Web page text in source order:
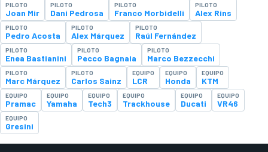
PILOTO
Joan Mir
PILOTO
Dani Pedrosa
PILOTO
Franco Morbidelli
PILOTO
Alex Rins
PILOTO
Pedro Acosta
PILOTO
Alex Márquez
PILOTO
Raúl Fernández
PILOTO
Enea Bastianini
PILOTO
Pecco Bagnaia
PILOTO
Marco Bezzecchi
PILOTO
Marc Márquez
PILOTO
Carlos Sainz
EQUIPO
LCR
EQUIPO
Honda
EQUIPO
KTM
EQUIPO
Pramac
EQUIPO
Yamaha
EQUIPO
Tech3
EQUIPO
Trackhouse
EQUIPO
Ducati
EQUIPO
VR46
EQUIPO
Gresini